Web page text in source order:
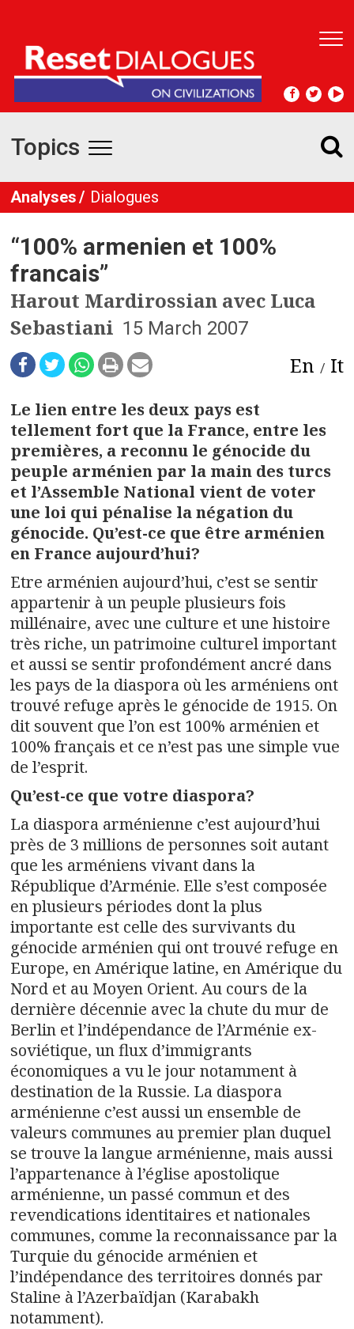
T
g
l
n
v
g
Topics
T
o
g
g
l
e
n
v
i
g
a
t
i
o
n
Analyses Dialogues
“100% armenien et 100%
francais”
Harout Mardirossian avec Luca
Sebastiani 15 March 2007
En It
Le lien entre les deux pays est
tellement fort que la France, entre les
premières, a reconnu le génocide du
peuple arménien par la main des turcs
et l’Assemble National vient de voter
une loi qui pénalise la négation du
génocide. Qu’est-ce que être arménien
en France aujourd’hui?
Etre arménien aujourd’hui, c’est se sentir
appartenir à un peuple plusieurs fois
millénaire, avec une culture et une histoire
très riche, un patrimoine culturel important
et aussi se sentir profondément ancré dans
les pays de la diaspora où les arméniens ont
trouvé refuge après le génocide de 1915. On
dit souvent que l’on est 100% arménien et
100% français et ce n’est pas une simple vue
de l’esprit.
Qu’est-ce que votre diaspora?
La diaspora arménienne c’est aujourd’hui
près de 3 millions de personnes soit autant
que les arméniens vivant dans la
République d’Arménie. Elle s’est composée
en plusieurs périodes dont la plus
importante est celle des survivants du
génocide arménien qui ont trouvé refuge en
Europe, en Amérique latine, en Amérique du
Nord et au Moyen Orient. Au cours de la
dernière décennie avec la chute du mur de
Berlin et l’indépendance de l’Arménie ex-
soviétique, un flux d’immigrants
économiques a vu le jour notamment à
destination de la Russie. La diaspora
arménienne c’est aussi un ensemble de
valeurs communes au premier plan duquel
se trouve la langue arménienne, mais aussi
l’appartenance à l’église apostolique
arménienne, un passé commun et des
revendications identitaires et nationales
communes, comme la reconnaissance par la
Turquie du génocide arménien et
l’indépendance des territoires donnés par
Staline à l’Azerbaïdjan (Karabakh
notamment).